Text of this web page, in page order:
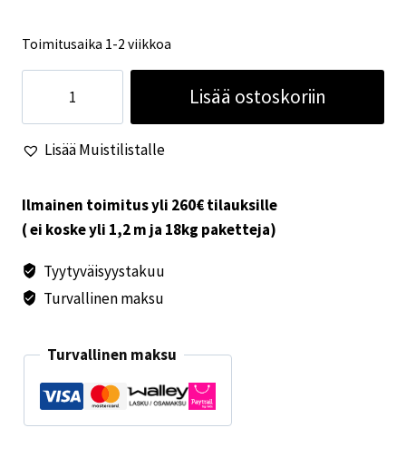
Toimitusaika 1-2 viikkoa
rullateline
tai
pyyheteline
Lisää ostoskoriin
Lisää Muistilistalle
Ilmainen toimitus yli 260€ tilauksille
( ei koske yli 1,2 m ja 18kg paketteja)
Tyytyväisyystakuu
Turvallinen maksu
Turvallinen maksu